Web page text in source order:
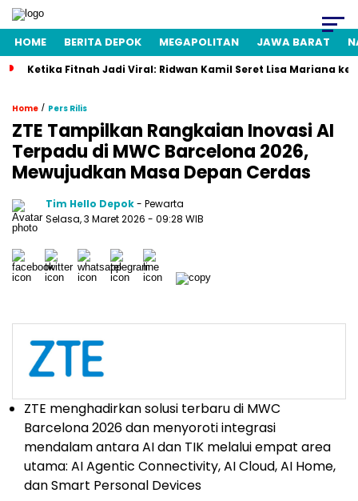
HOME BERITA DEPOK MEGAPOLITAN JAWA BARAT
Ketika Fitnah Jadi Viral: Ridwan Kamil Seret Lisa Mariana ke
Home / Pers Rilis
ZTE Tampilkan Rangkaian Inovasi AI
Terpadu di MWC Barcelona 2026,
Mewujudkan Masa Depan Cerdas
Tim Hello Depok- Pewarta
Selasa, 3 Maret 2026 - 09:28 WIB
ZTE menghadirkan solusi terbaru di MWC
Barcelona 2026 dan menyoroti integrasi
mendalam antara AI dan TIK melalui empat area
utama: AI Agentic Connectivity, AI Cloud, AI Home,
dan Smart Personal Devices